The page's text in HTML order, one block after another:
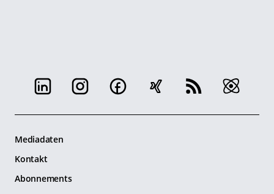
Mediadaten
Kontakt
Abonnements